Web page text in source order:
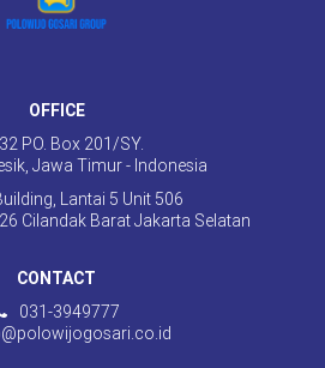
OFFICE
PO. Box 201/SY.
Jawa Timur - Indonesia
Lantai 5 Unit 506
Cilandak Barat Jakarta Selatan
CONTACT
031-3949777